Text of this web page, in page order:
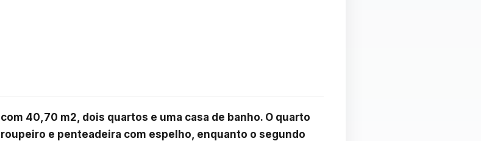
40,70 m2, dois quartos e uma casa de banho. O quarto
e penteadeira com espelho, enquanto o segundo